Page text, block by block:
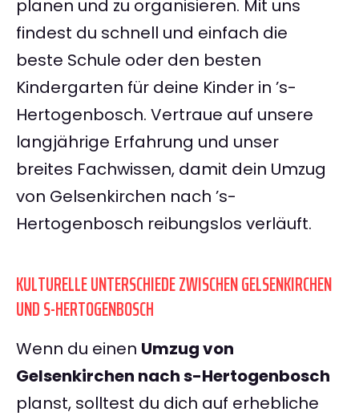
planen und zu organisieren. Mit uns
findest du schnell und einfach die
beste Schule oder den besten
Kindergarten für deine Kinder in ’s-
Hertogenbosch. Vertraue auf unsere
langjährige Erfahrung und unser
breites Fachwissen, damit dein Umzug
von Gelsenkirchen nach ’s-
Hertogenbosch reibungslos verläuft.
KULTURELLE UNTERSCHIEDE ZWISCHEN GELSENKIRCHEN
UND S-HERTOGENBOSCH
Wenn du einen Umzug von
Gelsenkirchen nach s-Hertogenbosch
planst, solltest du dich auf erhebliche